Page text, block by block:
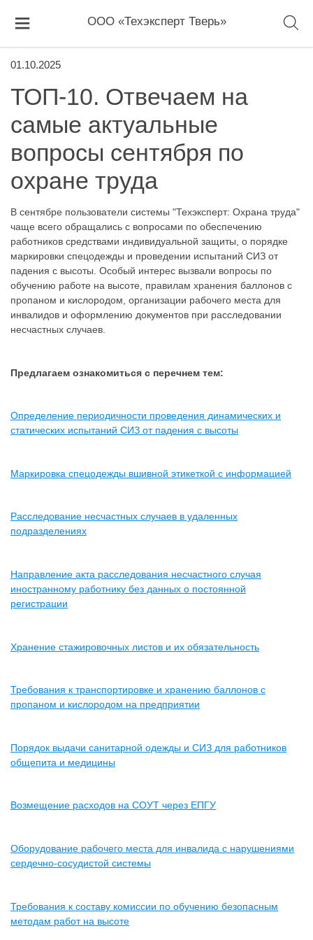
ООО «Техэксперт Тверь»
01.10.2025
ТОП-10. Отвечаем на
самые актуальные
вопросы сентября по
охране труда
В сентябре пользователи системы "Техэксперт: Охрана труда"
чаще всего обращались с вопросами по обеспечению
работников средствами индивидуальной защиты, о порядке
маркировки спецодежды и проведении испытаний СИЗ от
падения с высоты. Особый интерес вызвали вопросы по
обучению работе на высоте, правилам хранения баллонов с
пропаном и кислородом, организации рабочего места для
инвалидов и оформлению документов при расследовании
несчастных случаев.
Предлагаем ознакомиться с перечнем тем:
Определение периодичности проведения динамических и
статических испытаний СИЗ от падения с высоты
Маркировка спецодежды вшивной этикеткой с информацией
Расследование несчастных случаев в удаленных
подразделениях
Направление акта расследования несчастного случая
иностранному работнику без данных о постоянной
регистрации
Хранение стажировочных листов и их обязательность
Требования к транспортировке и хранению баллонов с
пропаном и кислородом на предприятии
Порядок выдачи санитарной одежды и СИЗ для работников
общепита и медицины
Возмещение расходов на СОУТ через ЕПГУ
Оборудование рабочего места для инвалида с нарушениями
сердечно-сосудистой системы
Требования к составу комиссии по обучению безопасным
методам работ на высоте